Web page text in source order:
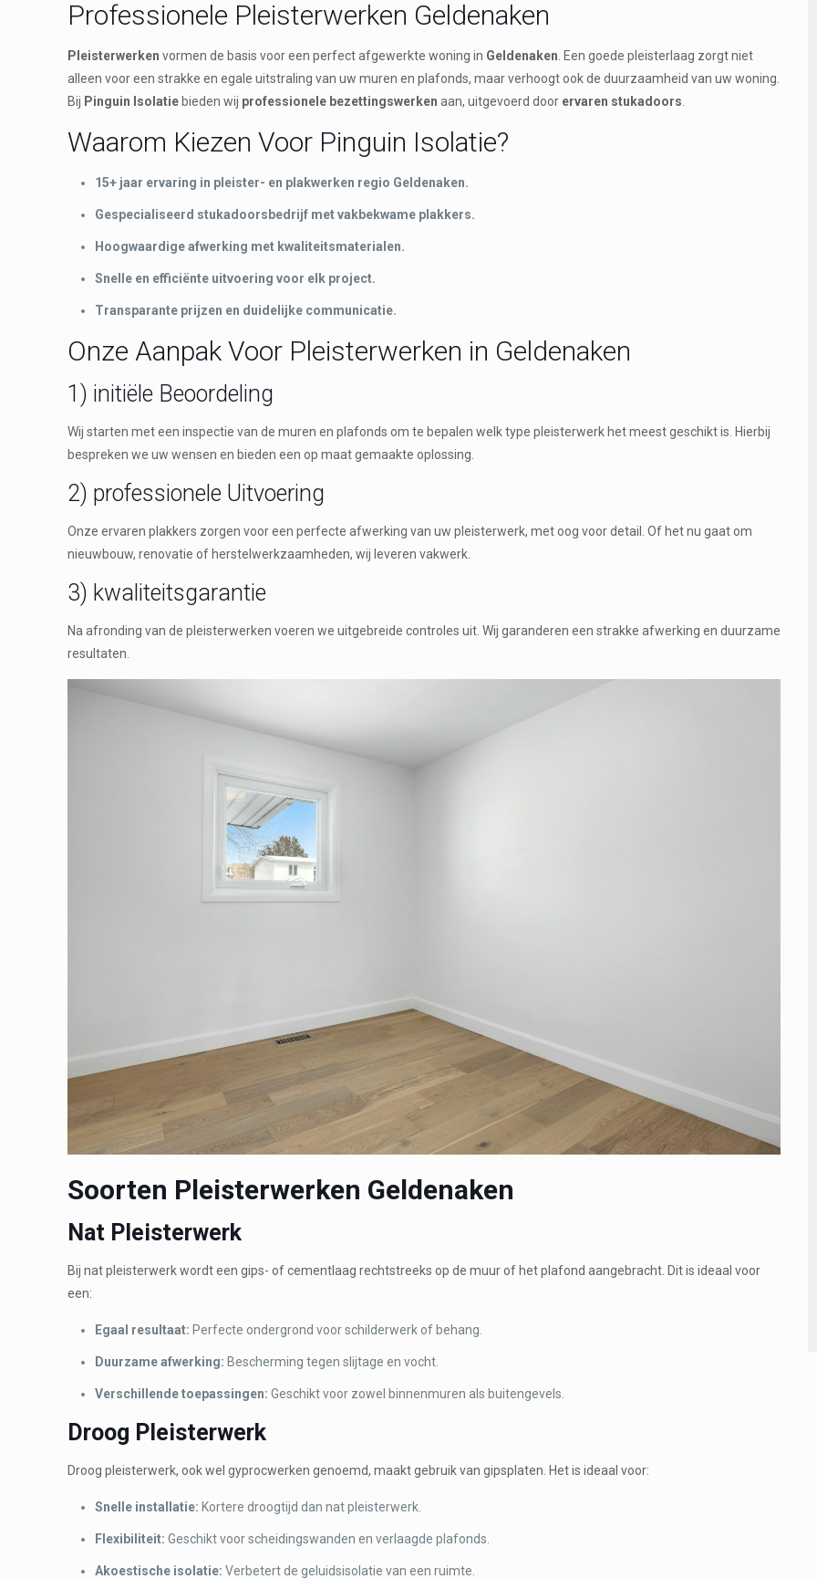
Professionele Pleisterwerken Geldenaken
Pleisterwerken vormen de basis voor een perfect afgewerkte woning in Geldenaken . Een goede pleisterlaag zorgt niet
alleen voor een strakke en egale uitstraling van uw muren en plafonds, maar verhoogt ook de duurzaamheid van uw woning.
Bij Pinguin Isolatiebieden wij professionele bezettingswerken aan, uitgevoerd door ervaren stukadoors
Waarom Kiezen Voor Pinguin Isolatie?
15+ jaar ervaring in pleister- en plakwerken regio Geldenaken.
Gespecialiseerd stukadoorsbedrijf met vakbekwame plakkers.
Hoogwaardige afwerking met kwaliteitsmaterialen.
Snelle en efficiënte uitvoering voor elk project.
Transparante prijzen en duidelijke communicatie.
Onze Aanpak Voor Pleisterwerken in Geldenaken
1) initiële Beoordeling
Wij starten met een inspectie van de muren en plafonds om te bepalen welk type pleisterwerk het meest geschikt is. Hierbij
bespreken we uw wensen en bieden een op maat gemaakte oplossing.
2) professionele Uitvoering
Onze ervaren plakkers zorgen voor een perfecte afwerking van uw pleisterwerk, met oog voor detail. Of het nu gaat om
nieuwbouw, renovatie of herstelwerkzaamheden, wij leveren vakwerk.
3) kwaliteitsgarantie
Na afronding van de pleisterwerken voeren we uitgebreide controles uit. Wij garanderen een strakke afwerking en duurzame
resultaten.
Soorten Pleisterwerken Geldenaken
Nat Pleisterwerk
Bij nat pleisterwerk wordt een gips- of cementlaag rechtstreeks op de muur of het plafond aangebracht. Dit is ideaal voor
een:
Egaal resultaat: Perfecte ondergrond voor schilderwerk of behang.
Duurzame afwerking: Bescherming tegen slijtage en vocht.
Verschillende toepassingen: Geschikt voor zowel binnenmuren als buitengevels.
Droog Pleisterwerk
Droog pleisterwerk, ook wel gyprocwerken genoemd, maakt gebruik van gipsplaten. Het is ideaal voor:
Snelle installatie: Kortere droogtijd dan nat pleisterwerk.
Flexibiliteit: Geschikt voor scheidingswanden en verlaagde plafonds.
Akoestische isolatie: Verbetert de geluidsisolatie van een ruimte.